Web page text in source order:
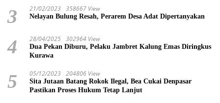
3 21/02/2023 358667 View
Nelayan Bulung Resah, Perarem Desa Adat Dipertanyakan
4 28/04/2025 302964 View
Dua Pekan Diburu, Pelaku Jambret Kalung Emas Diringkus
Kurawa
5 05/12/2023 204806 View
Sita Jutaan Batang Rokok Ilegal, Bea Cukai Denpasar
Pastikan Proses Hukum Tetap Lanjut